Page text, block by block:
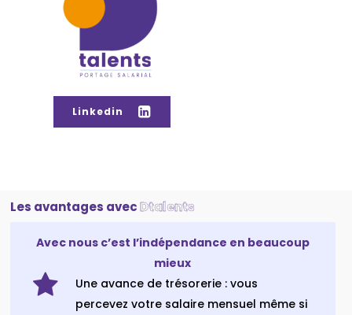
Linkedin
Les avantages avecDtalents
Avec nous c’est l’indépendance en beaucoup
mieux
Une avance de trésorerie : vous
percevez votre salaire mensuel même si